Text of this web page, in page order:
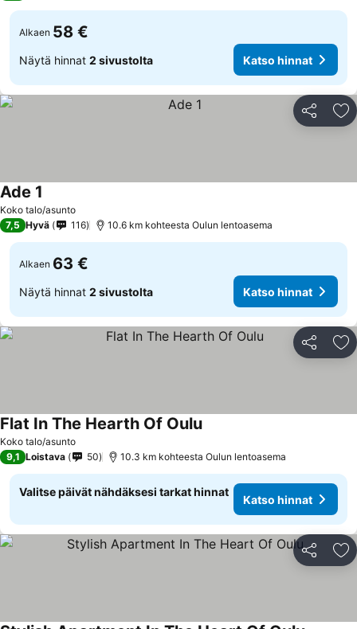
Alkaen 58 €
Näytä hinnat 2 sivustolta Katso hinnat
Jaa
Koko talo/asunto
Ade 1
7,5 Hyvä 116 10.6 km kohteesta Oulun lentoasema
Alkaen 63 €
Näytä hinnat 2 sivustolta Katso hinnat
Jaa
Koko talo/asunto
Flat In The Hearth Of Oulu
9,1 Loistava 50 10.3 km kohteesta Oulun lentoasema
Valitse päivät nähdäksesi tarkat hinnat
Katso hinnat
Jaa